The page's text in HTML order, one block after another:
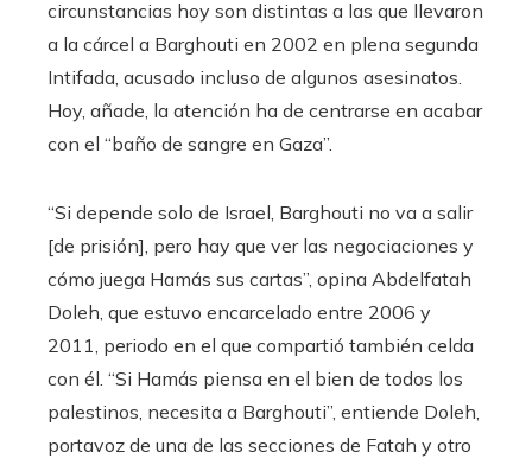
circunstancias hoy son distintas a las que llevaron
a la cárcel a Barghouti en 2002 en plena segunda
Intifada, acusado incluso de algunos asesinatos.
Hoy, añade, la atención ha de centrarse en acabar
con el “baño de sangre en Gaza”.
“Si depende solo de Israel, Barghouti no va a salir
[de prisión], pero hay que ver las negociaciones y
cómo juega Hamás sus cartas”, opina Abdelfatah
Doleh, que estuvo encarcelado entre 2006 y
2011, periodo en el que compartió también celda
con él. “Si Hamás piensa en el bien de todos los
palestinos, necesita a Barghouti”, entiende Doleh,
portavoz de una de las secciones de Fatah y otro